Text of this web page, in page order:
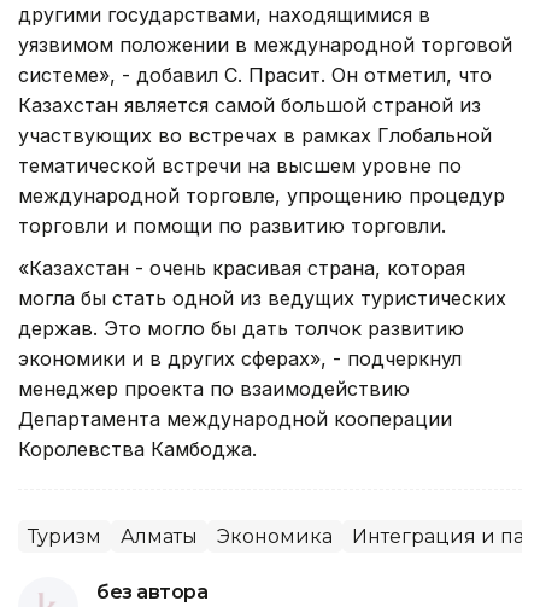
другими государствами, находящимися в
уязвимом положении в международной торговой
системе», - добавил С. Прасит. Он отметил, что
Казахстан является самой большой страной из
участвующих во встречах в рамках Глобальной
тематической встречи на высшем уровне по
международной торговле, упрощению процедур
торговли и помощи по развитию торговли.
«Казахстан - очень красивая страна, которая
могла бы стать одной из ведущих туристических
держав. Это могло бы дать толчок развитию
экономики и в других сферах», - подчеркнул
менеджер проекта по взаимодействию
Департамента международной кооперации
Королевства Камбоджа.
Туризм Алматы Экономика Интеграция и
без автора